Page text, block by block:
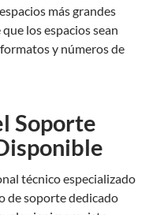
más grandes
los espacios sean
y números de
Soporte
técnico especializado
de soporte dedicado